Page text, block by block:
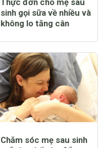
sinh gọi sữa về nhiều và
không lo tăng cân
Chăm sóc mẹ sau sinh